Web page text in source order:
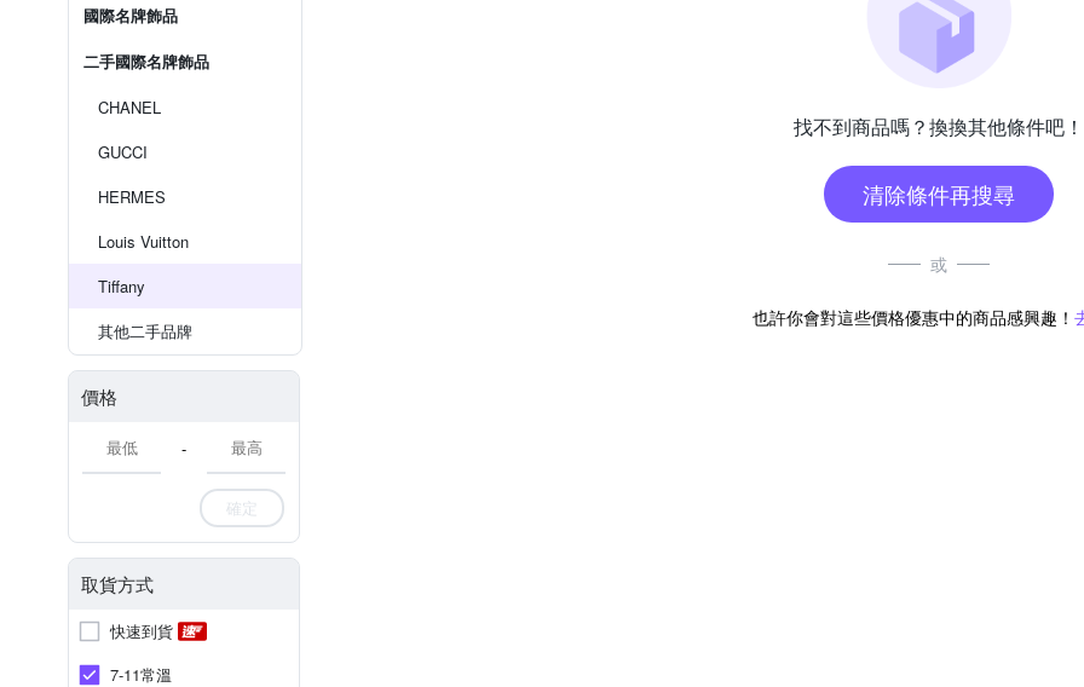
國際名牌飾品
二手國際名牌飾品
CHANEL
GUCCI
HERMES
Louis Vuitton
Tiffany
其他二手品牌
價格
-
確定
取貨方式
快速到貨
7-11常溫
找不到商品嗎？換換其他條件吧！
清除條件再搜尋
或
也許你會對這些價格優惠中的商品感興趣！